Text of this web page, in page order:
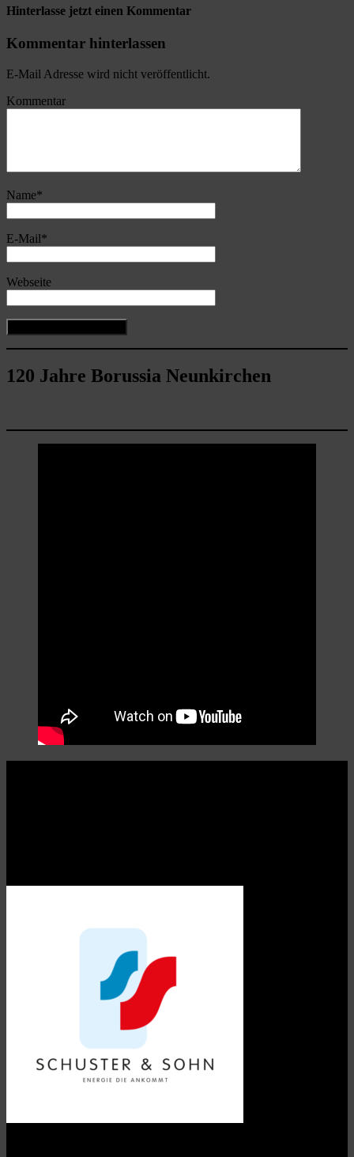
Hinterlasse jetzt einen Kommentar
Kommentar hinterlassen
E-Mail Adresse wird nicht veröffentlicht.
Kommentar
Name*
E-Mail*
Webseite
120 Jahre Borussia Neunkirchen